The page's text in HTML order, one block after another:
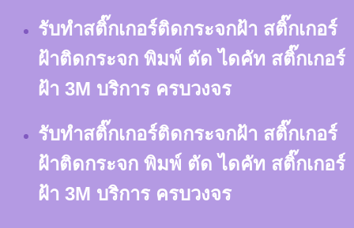
content
รับทำสติ๊กเกอร์ติดกระจกฝ้า สติ๊กเกอร์
ฝ้าติดกระจก พิมพ์ ตัด ไดคัท สติ๊กเกอร์
ฝ้า 3M บริการ ครบวงจร
รับทำสติ๊กเกอร์ติดกระจกฝ้า สติ๊กเกอร์
ฝ้าติดกระจก พิมพ์ ตัด ไดคัท สติ๊กเกอร์
ฝ้า 3M บริการ ครบวงจร